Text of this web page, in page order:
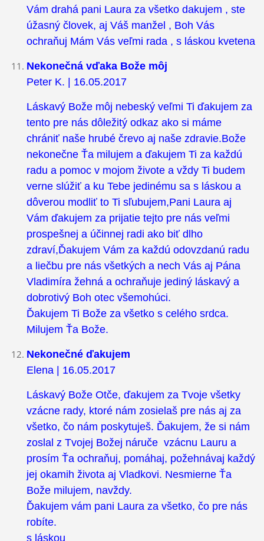
Vám drahá pani Laura za všetko dakujem , ste
úžasný človek, aj Váš manžel , Boh Vás
ochraňuj Mám Vás veľmi rada , s láskou kvetena
Nekonečná vďaka Bože môj
Peter K. | 16.05.2017
Láskavý Bože môj nebeský veľmi Ti ďakujem za
tento pre nás dôležitý odkaz ako si máme
chrániť naše hrubé črevo aj naše zdravie.Bože
nekonečne Ťa milujem a ďakujem Ti za každú
radu a pomoc v mojom živote a vždy Ti budem
verne slúžiť a ku Tebe jedinému sa s láskou a
dôverou modliť to Ti sľubujem,Pani Laura aj
Vám ďakujem za prijatie tejto pre nás veľmi
prospešnej a účinnej radi ako biť dlho
zdraví,Ďakujem Vám za každú odovzdanú radu
a liečbu pre nás všetkých a nech Vás aj Pána
Vladimíra žehná a ochraňuje jediný láskavý a
dobrotivý Boh otec všemohúci.
Ďakujem Ti Bože za všetko s celého srdca.
Milujem Ťa Bože.
Nekonečné ďakujem
Elena | 16.05.2017
Láskavý Bože Otče, ďakujem za Tvoje všetky
vzácne rady, ktoré nám zosielaš pre nás aj za
všetko, čo nám poskytuješ. Ďakujem, že si nám
zoslal z Tvojej Božej náruče vzácnu Lauru a
prosím Ťa ochraňuj, pomáhaj, požehnávaj každý
jej okamih života aj Vladkovi. Nesmierne Ťa
Bože milujem, navždy.
Ďakujem vám pani Laura za všetko, čo pre nás
robíte.
s láskou